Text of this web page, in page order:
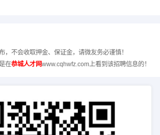
，不会收取押金、保证金，请微友务必谨慎！
在恭城人才网www.cqhwfz.com上看到该招聘信息的！